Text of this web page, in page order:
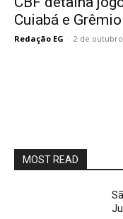
Cuiabá e Grêmio
Redação EG - 2 de
MOST READ